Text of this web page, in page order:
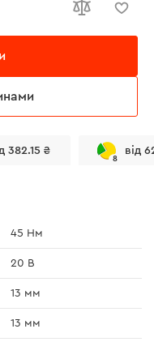
382.15 ₴
8
від
45 Нм
20 В
13 мм
13 мм